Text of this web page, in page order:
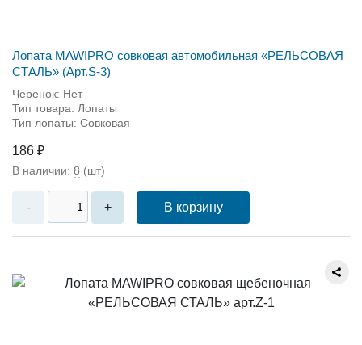
Лопата MAWIPRO совковая автомобильная «РЕЛЬСОВАЯ
СТАЛЬ» (Арт.S-3)
Черенок: Нет
Тип товара: Лопаты
Тип лопаты: Совковая
186 ₽
В наличии: 8 (шт)
- + В корзину